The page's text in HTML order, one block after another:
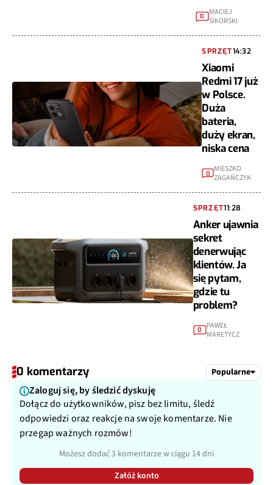
0
MACIEJ
SIKORSKI
SPRZĘT14:32
Xiaomi
Redmi 17 już
w Polsce.
Duża
bateria,
duży ekran,
niska cena
0
MIESZKO
ZAGAŃCZYK
SPRZĘT11:28
Anker ujawnia
sekret
denerwując
klientów. Ja
się pytam,
gdzie tu
problem?
0
PAWEŁ
MARETYCZ
0 komentarzy Popularne
Zaloguj się, by śledzić dyskuję
Dołącz do użytkowników, pisz bez limitu, śledź
odpowiedzi oraz reakcje na swoje komentarze. Nie
przegap ważnych rozmów!
Możesz dodać 3 komentarze w ciągu 14 dni
Załóż konto